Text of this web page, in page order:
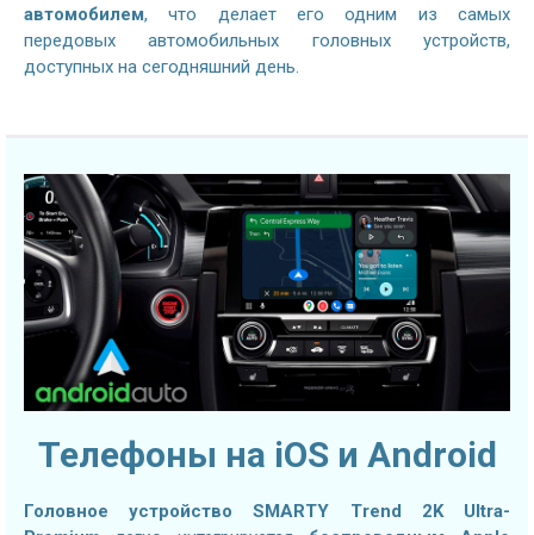
автомобилем, что делает его одним из самых
передовых автомобильных головных устройств,
доступных на сегодняшний день.
Телефоны на iOS и Android
Головное устройство SMARTY Trend 2K Ultra-